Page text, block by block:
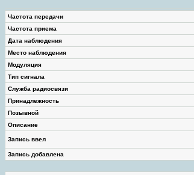
Частота передачи
Частота приема
Дата наблюдения
Место наблюдения
Модуляция
Тип сигнала
Служба радиосвязи
Принадлежность
Позывной
Описание
Запись ввел
Запись добавлена